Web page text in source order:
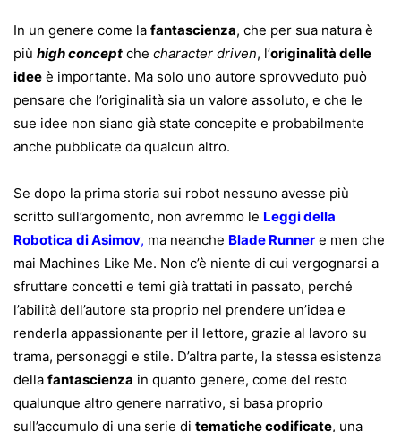
In un genere come la fantascienza, che per sua natura è
più high concept che character driven, l’originalità delle
idee è importante. Ma solo uno autore sprovveduto può
pensare che l’originalità sia un valore assoluto, e che le
sue idee non siano già state concepite e probabilmente
anche pubblicate da qualcun altro.
Se dopo la prima storia sui robot nessuno avesse più
scritto sull’argomento, non avremmo le Leggi della
Robotica di Asimov, ma neanche Blade Runner e men che
mai Machines Like Me. Non c’è niente di cui vergognarsi a
sfruttare concetti e temi già trattati in passato, perché
l’abilità dell’autore sta proprio nel prendere un’idea e
renderla appassionante per il lettore, grazie al lavoro su
trama, personaggi e stile. D’altra parte, la stessa esistenza
della fantascienza in quanto genere, come del resto
qualunque altro genere narrativo, si basa proprio
sull’accumulo di una serie di tematiche codificate, una